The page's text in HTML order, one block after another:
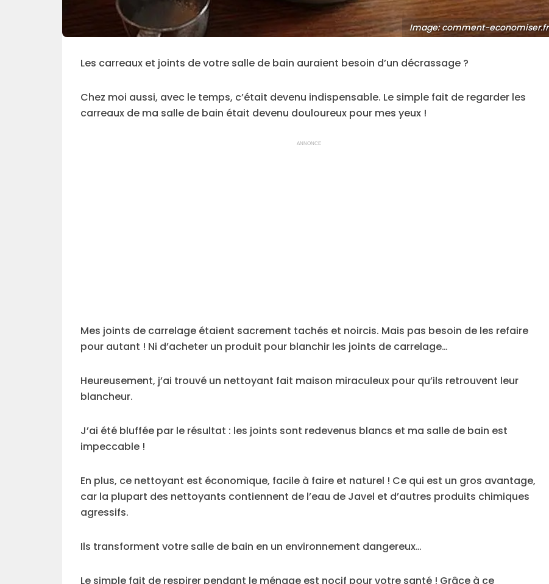
Image: comment-economiser.fr
Les carreaux et joints de votre salle de bain auraient besoin d’un décrassage ?
Chez moi aussi, avec le temps, c’était devenu indispensable. Le simple fait de regarder les
carreaux de ma salle de bain était devenu douloureux pour mes yeux !
ANNONCE
Mes joints de carrelage étaient sacrement tachés et noircis. Mais pas besoin de les refaire
pour autant ! Ni d’acheter un produit pour blanchir les joints de carrelage…
Heureusement, j’ai trouvé un nettoyant fait maison miraculeux pour qu’ils retrouvent leur
blancheur.
J’ai été bluffée par le résultat : les joints sont redevenus blancs et ma salle de bain est
impeccable !
En plus, ce nettoyant est économique, facile à faire et naturel ! Ce qui est un gros avantage,
car la plupart des nettoyants contiennent de l’eau de Javel et d’autres produits chimiques
agressifs.
Ils transforment votre salle de bain en un environnement dangereux…
Le simple fait de respirer pendant le ménage est nocif pour votre santé ! Grâce à ce